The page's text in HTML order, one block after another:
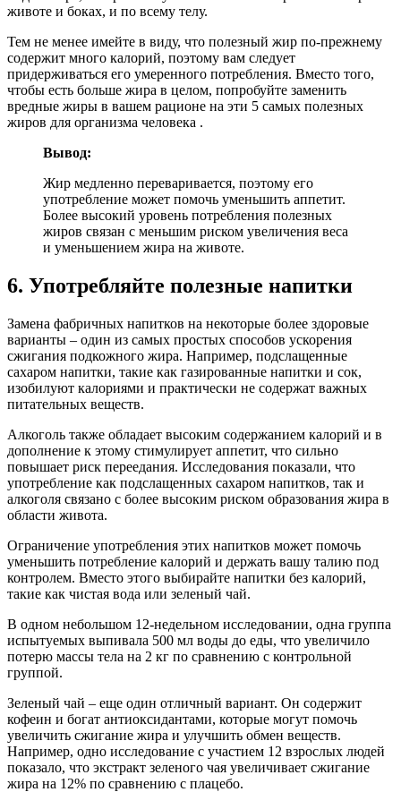
животе и боках, и по всему телу.
Тем не менее имейте в виду, что полезный жир по-прежнему
содержит много калорий, поэтому вам следует
придерживаться его умеренного потребления. Вместо того,
чтобы есть больше жира в целом, попробуйте заменить
вредные жиры в вашем рационе на эти 5 самых полезных
жиров для организма человека .
Вывод:
Жир медленно переваривается, поэтому его
употребление может помочь уменьшить аппетит.
Более высокий уровень потребления полезных
жиров связан с меньшим риском увеличения веса
и уменьшением жира на животе.
6. Употребляйте полезные напитки
Замена фабричных напитков на некоторые более здоровые
варианты – один из самых простых способов ускорения
сжигания подкожного жира. Например, подслащенные
сахаром напитки, такие как газированные напитки и сок,
изобилуют калориями и практически не содержат важных
питательных веществ.
Алкоголь также обладает высоким содержанием калорий и в
дополнение к этому стимулирует аппетит, что сильно
повышает риск переедания. Исследования показали, что
употребление как подслащенных сахаром напитков, так и
алкоголя связано с более высоким риском образования жира в
области живота.
Ограничение употребления этих напитков может помочь
уменьшить потребление калорий и держать вашу талию под
контролем. Вместо этого выбирайте напитки без калорий,
такие как чистая вода или зеленый чай.
В одном небольшом 12-недельном исследовании, одна группа
испытуемых выпивала 500 мл воды до еды, что увеличило
потерю массы тела на 2 кг по сравнению с контрольной
группой.
Зеленый чай – еще один отличный вариант. Он содержит
кофеин и богат антиоксидантами, которые могут помочь
увеличить сжигание жира и улучшить обмен веществ.
Например, одно исследование с участием 12 взрослых людей
показало, что экстракт зеленого чая увеличивает сжигание
жира на 12% по сравнению с плацебо.